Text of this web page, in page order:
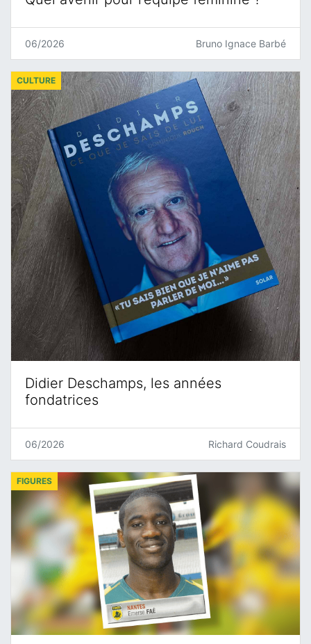
06/2026 Bruno Ignace Barbé
Didier Deschamps, les années
fondatrices
CULTURE
06/2026 Richard Coudrais
FIGURES